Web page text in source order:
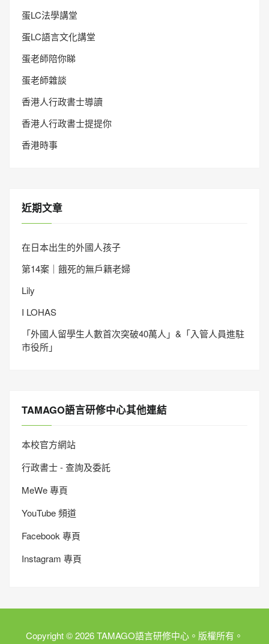
蛋LC法學講堂
蛋LC語言文化講堂
蛋老師陪你睇
蛋老師雜談
香港人行政書士導讀
香港人行政書士提提你
香港時事
近期文章
在日本出生的外國人孩子
第14案｜餓死的無戶籍老婦
Lily
I LOHAS
「外國人留學生人數首次突破40萬人」&「入管人員進駐
市役所」
TAMAGO語言研修中心其他連結
本校官方網站
行政書士 - 查詢及委託
MeWe 專頁
YouTube 頻道
Facebook 專頁
Instagram 專頁
Copyright © 2026 TAMAGO語言研修中心。版權所有。